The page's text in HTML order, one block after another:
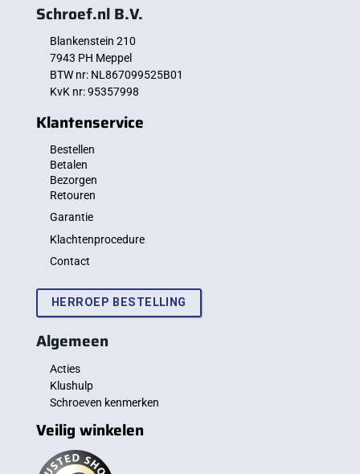
Schroef.nl B.V.
Blankenstein 210
7943 PH Meppel
BTW nr: NL867099525B01
KvK nr: 95357998
Klantenservice
Bestellen
Betalen
Bezorgen
Retouren
Garantie
Klachtenprocedure
Contact
HERROEP BESTELLING
Algemeen
Acties
Klushulp
Schroeven kenmerken
Veilig winkelen